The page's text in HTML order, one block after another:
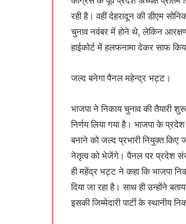
रही है। वहीं देहरादून की डीएम
चुनाव नवंबर में होने थे, लेकिन
हाईकोर्ट में हलफनामा देकर साफ
जल्द बनेगा पैनल महेन्द्र भट्ट।
भाजपा ने निकाय चुनाव की तैयारी
निर्णय लिया गया है। भाजपा के
बनाने को जल्द प्रभारी नियुक्त किए
नेतृत्व को भेजेंगे। पैनल पर प्रदेश
ही महेंद्र भट्ट ने कहा कि भाजपा
दिया जा रहा है। साथ ही उन्होंने
इसकी जिम्मेदारी पार्टी के स्थानीय